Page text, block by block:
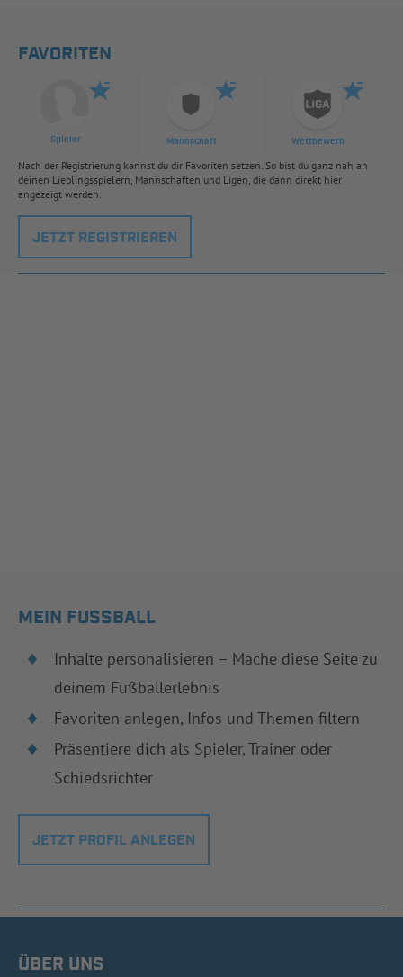
FAVORITEN
Spieler Mannschaft Wettbewerb
Nach der Registrierung kannst du dir Favoriten setzen. So bist du ganz nah an
deinen Lieblingsspielern, Mannschaften und Ligen, die dann direkt hier
angezeigt werden.
JETZT REGISTRIEREN
MEIN FUSSBALL
Inhalte personalisieren – Mache diese Seite zu
deinem Fußballerlebnis
Favoriten anlegen, Infos und Themen filtern
Präsentiere dich als Spieler, Trainer oder
Schiedsrichter
JETZT PROFIL ANLEGEN
ÜBER UNS